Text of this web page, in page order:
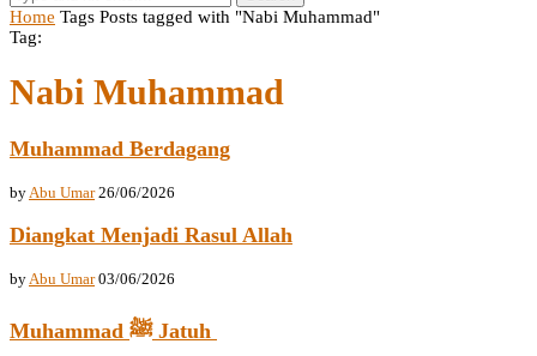
Home Tags Posts tagged with "Nabi Muhammad"
Tag:
Nabi Muhammad
Muhammad Berdagang
by Abu Umar 26/06/2026
Diangkat Menjadi Rasul Allah
by Abu Umar 03/06/2026
Muhammad ﷺ Jatuh